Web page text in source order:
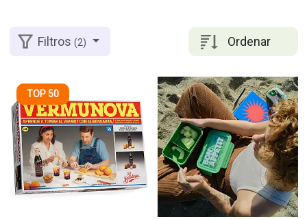
Ordenar
Filtros(2)
TOP 50